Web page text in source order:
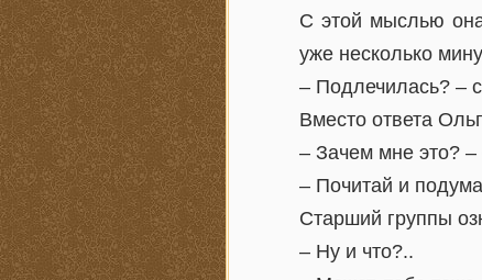
С этой мыслью
уже несколько
– Подлечилась? –
Вместо ответа
– Зачем мне это?
– Почитай и
Старший группы
– Ну и что?..